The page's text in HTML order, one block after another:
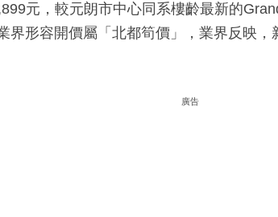
元，較元朗市中心同系樓齡最新的
界形容開價屬「北都筍價」，業界反映
廣告